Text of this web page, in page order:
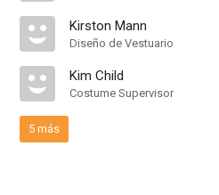
Kirston Mann
Diseño de Vestuario
Kim Child
Costume Supervisor
5 más